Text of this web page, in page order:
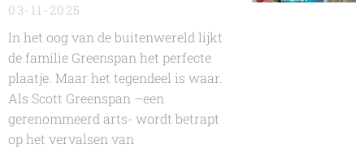
03-11-2025
In het oog van de buitenwereld lijkt
de familie Greenspan het perfecte
plaatje. Maar het tegendeel is waar.
Als Scott Greenspan –een
gerenommeerd arts- wordt betrapt
op het vervalsen van